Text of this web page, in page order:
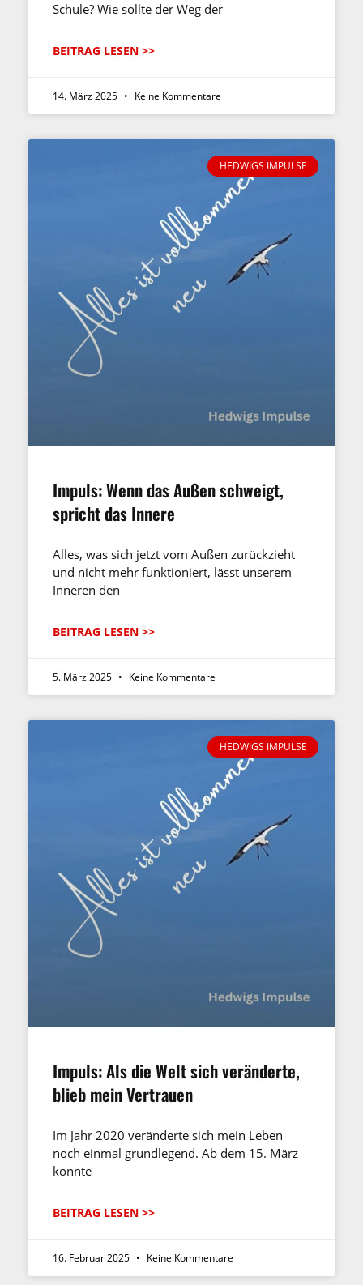
Schule? Wie sollte der Weg der
BEITRAG LESEN >>
14. März 2025 Keine Kommentare
HEDWIGS IMPULSE
Impuls: Wenn das Außen schweigt,
spricht das Innere
Alles, was sich jetzt vom Außen zurückzieht
und nicht mehr funktioniert, lässt unserem
Inneren den
BEITRAG LESEN >>
5. März 2025 Keine Kommentare
HEDWIGS IMPULSE
Impuls: Als die Welt sich veränderte,
blieb mein Vertrauen
Im Jahr 2020 veränderte sich mein Leben
noch einmal grundlegend. Ab dem 15. März
konnte
BEITRAG LESEN >>
16. Februar 2025 Keine Kommentare